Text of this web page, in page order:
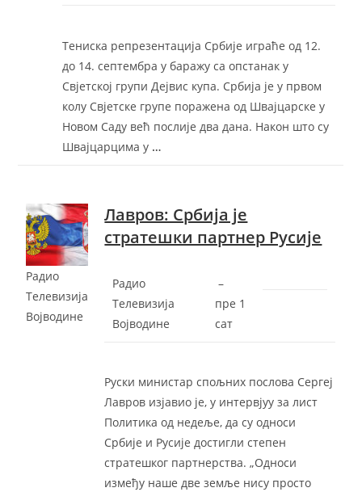
Тениска репрезентација Србије играће од 12.
до 14. септембра у баражу са опстанак у
Свјетској групи Дејвис купа. Србија је у првом
колу Свјетске групе поражена од Швајцарске у
Новом Саду већ послије два дана. Након што су
Швајцарцима у …
Радио
Телевизија
Војводине
Лавров: Србија је
стратешки партнер Русије
Радио
Телевизија
Војводине
–
‎пре 1
сат‎
Руски министар спољних послова Сергеј
Лавров изјавио је, у интервјуу за лист
Политика од недеље, да су односи
Србије и Русије достигли степен
стратешког партнерства. „Односи
између наше две земље нису просто